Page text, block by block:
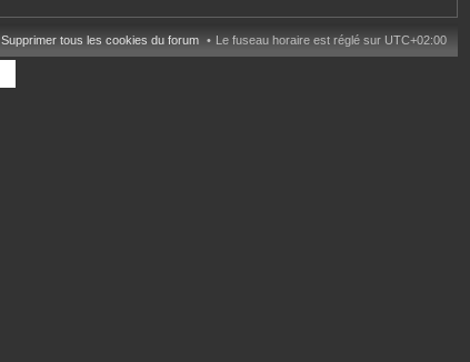
Le fuseau horaire est réglé sur UTC+02:00
Supprimer tous les cookies du forum